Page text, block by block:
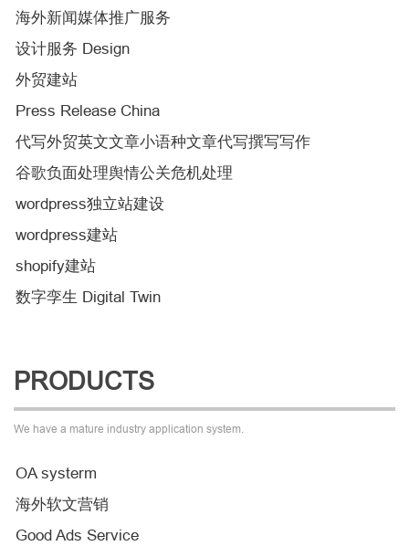
海外新闻媒体推广服务
设计服务 Design
外贸建站
Press Release China
代写外贸英文文章小语种文章代写撰写写作
谷歌负面处理舆情公关危机处理
wordpress独立站建设
wordpress建站
shopify建站
数字孪生 Digital Twin
PRODUCTS
We have a mature industry application system.
OA systerm
海外软文营销
Good Ads Service